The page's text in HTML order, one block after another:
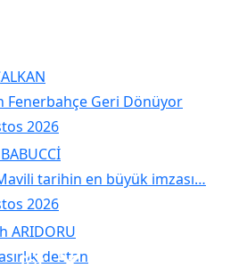
2026
Fenerbahçe Geri Dönüyor
2026
tarihin en büyük imzası…
ARIDORU
destan